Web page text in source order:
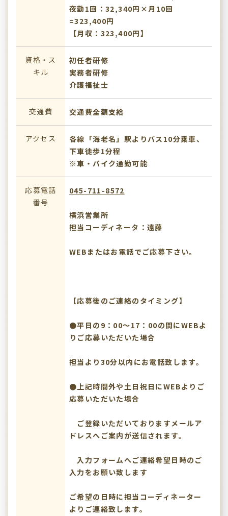
夜勤1回：32,340円×月10回
=323,400円
【月収：323,400円】
資格・ス
キル
初任者研修
実務者研修
介護福祉士
交通費 交通費全額支給
アクセス
各線「海老名」駅よりバス10分乗車、
下車徒歩1分程
※車・バイク通勤可能
応募電話
番号
045-711-8572
横浜営業所
担当コーディネータ：遠藤
WEBまたはお電話でご応募下さい。
【応募後のご連絡のタイミング】
●平日の9：00～17：00の間にWEBよ
りご応募いただいた場合
担当より30分以内にお電話致します。
●上記時間外や土日祝日にWEBよりご
応募いただいた場合
ご登録いただいておりますメールア
ドレスへご案内が送信されます。
入力フォームへご連絡希望日時のご
入力をお願い致します
ご希望の日時に担当コーディネーター
よりご連絡致します。